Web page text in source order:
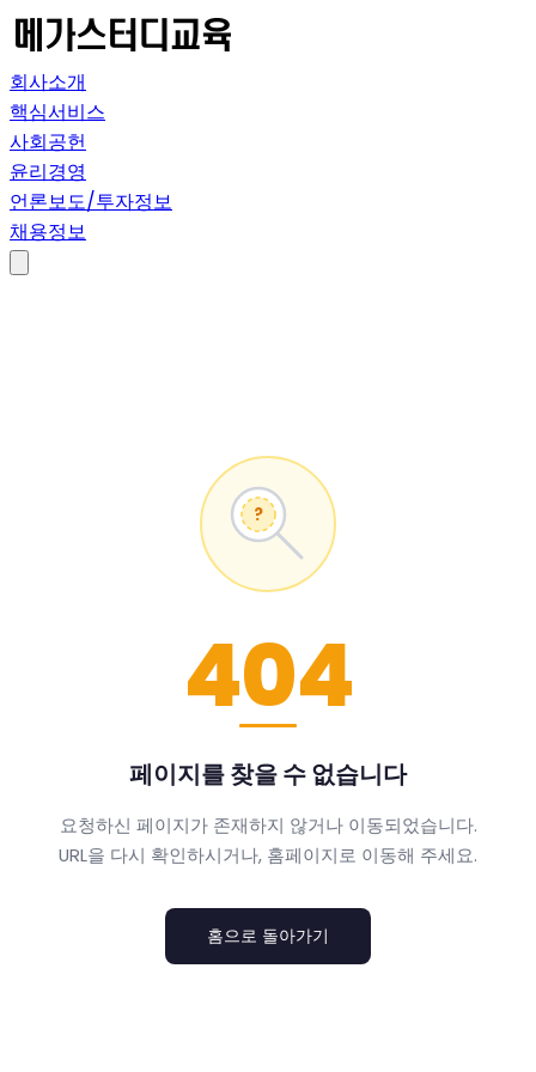
회사소개
핵심서비스
사회공헌
윤리경영
언론보도/투자정보
채용정보
?
404
페이지를 찾을 수 없습니다
요청하신 페이지가 존재하지 않거나 이동되었습니다.
URL을 다시 확인하시거나, 홈페이지로 이동해 주세요.
홈으로 돌아가기